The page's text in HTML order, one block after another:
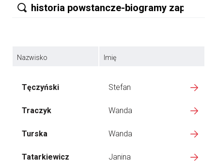
Nazwisko Imię
Tęczyński Stefan
Traczyk Wanda
Turska Wanda
Tatarkiewicz Janina